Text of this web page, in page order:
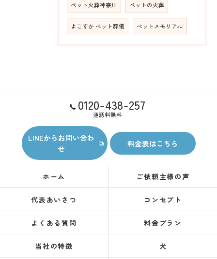
ペット火葬神奈川 ペットの火葬
よこすか ペット葬儀 ペットメモリアル
0120-438-257
通話料無料
LINEからお問い合わ
せ
料金表はこちら
ホーム ご依頼主様の声
代表あいさつ コンセプト
よくある質問 料金プラン
当社の特徴 犬